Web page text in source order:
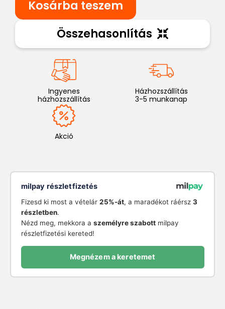
Kosárba teszem
Összehasonlítás
Ingyenes
házhozszállítás
Házhozszállítás
3-5 munkanap
Akció
milpay részletfizetés
Fizesd ki most a vételár 25%-át, a maradékot ráérsz 3
részletben.
Nézd meg, mekkora a személyre szabottmilpay
részletfizetési kereted!
Megnézem a keretemet